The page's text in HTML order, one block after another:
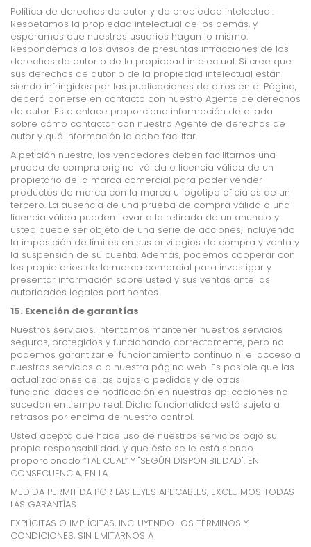
Política de derechos de autor y de propiedad intelectual.
Respetamos la propiedad intelectual de los demás, y
esperamos que nuestros usuarios hagan lo mismo.
Respondemos a los avisos de presuntas infracciones de los
derechos de autor o de la propiedad intelectual. Si cree que
sus derechos de autor o de la propiedad intelectual están
siendo infringidos por las publicaciones de otros en el Página,
deberá ponerse en contacto con nuestro Agente de derechos
de autor. Este enlace proporciona información detallada
sobre cómo contactar con nuestro Agente de derechos de
autor y qué información le debe facilitar.
A petición nuestra, los vendedores deben facilitarnos una
prueba de compra original válida o licencia válida de un
propietario de la marca comercial para poder vender
productos de marca con la marca u logotipo oficiales de un
tercero. La ausencia de una prueba de compra válida o una
licencia válida pueden llevar a la retirada de un anuncio y
usted puede ser objeto de una serie de acciones, incluyendo
la imposición de límites en sus privilegios de compra y venta y
la suspensión de su cuenta. Además, podemos cooperar con
los propietarios de la marca comercial para investigar y
presentar información sobre usted y sus ventas ante las
autoridades legales pertinentes.
15. Exención de garantías
Nuestros servicios. Intentamos mantener nuestros servicios
seguros, protegidos y funcionando correctamente, pero no
podemos garantizar el funcionamiento continuo ni el acceso a
nuestros servicios o a nuestra página web. Es posible que las
actualizaciones de las pujas o pedidos y de otras
funcionalidades de notificación en nuestras aplicaciones no
sucedan en tiempo real. Dicha funcionalidad está sujeta a
retrasos por encima de nuestro control.
Usted acepta que hace uso de nuestros servicios bajo su
propia responsabilidad, y que éste se le está siendo
proporcionado “TAL CUAL” Y "SEGÚN DISPONIBILIDAD". EN
CONSECUENCIA, EN LA
MEDIDA PERMITIDA POR LAS LEYES APLICABLES, EXCLUIMOS TODAS
LAS GARANTÍAS
EXPLÍCITAS O IMPLÍCITAS, INCLUYENDO LOS TÉRMINOS Y
CONDICIONES, SIN LIMITARNOS A